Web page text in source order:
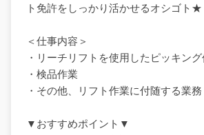
ト免許をしっかり活かせるオシゴト★
＜仕事内容＞
・リーチリフトを使用したピッキング
・検品作業
・その他、リフト作業に付随する業務
▼おすすめポイント▼